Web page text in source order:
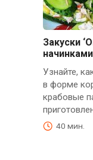
Закуски
Узнайте,
в форме
крабовые
40 мин.